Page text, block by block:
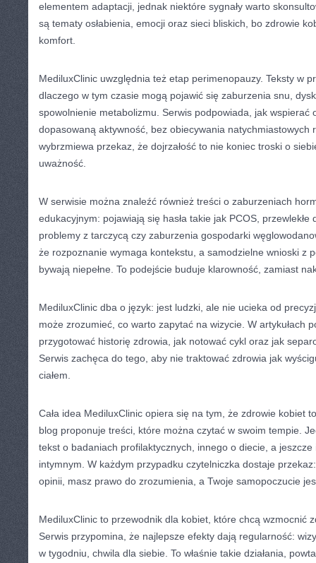
elementem adaptacji, jednak niektóre sygnały warto
są tematy osłabienia, emocji oraz sieci bliskich, bo zdrowie
komfort.
MediluxClinic uwzględnia też etap perimenopauzy. Teksty w
dlaczego w tym czasie mogą pojawić się zaburzenia snu,
spowolnienie metabolizmu. Serwis podpowiada, jak wspierać
dopasowaną aktywność, bez obiecywania natychmiastowych
wybrzmiewa przekaz, że dojrzałość to nie koniec troski o
uważność.
W serwisie można znaleźć również treści o zaburzeniach
edukacyjnym: pojawiają się hasła takie jak PCOS, przewlekłe
problemy z tarczycą czy zaburzenia gospodarki
że rozpoznanie wymaga kontekstu, a samodzielne wnioski z
bywają niepełne. To podejście buduje klarowność, zamiast
MediluxClinic dba o język: jest ludzki, ale nie ucieka od
może zrozumieć, co warto zapytać na wizycie. W artykułach
przygotować historię zdrowia, jak notować cykl oraz jak
Serwis zachęca do tego, aby nie traktować zdrowia jak
ciałem.
Cała idea MediluxClinic opiera się na tym, że zdrowie kobiet
blog proponuje treści, które można czytać w swoim tempie.
tekst o badaniach profilaktycznych, innego o diecie, a
intymnym. W każdym przypadku czytelniczka dostaje
opinii, masz prawo do zrozumienia, a Twoje samopoczucie
MediluxClinic to przewodnik dla kobiet, które chcą wzmocnić
Serwis przypomina, że najlepsze efekty dają regularność:
w tygodniu, chwila dla siebie. To właśnie takie działania,